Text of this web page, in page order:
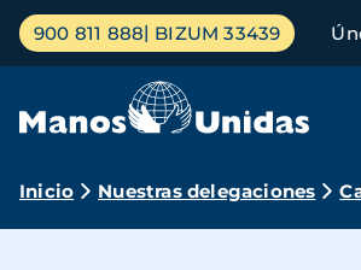
Pasar
contenido
Menú
principal
900 811 888 BIZUM 33439
Ruta
Inicio Nuestras delegaciones